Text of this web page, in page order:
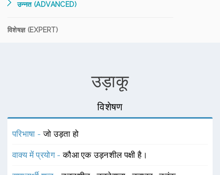
उन्नत (ADVANCED)
विशेषज्ञ (EXPERT)
उड़ाकू
विशेषण
परिभाषा -जो उड़ता हो
वाक्य में प्रयोग -कौआ एक उड़नशील पक्षी है।